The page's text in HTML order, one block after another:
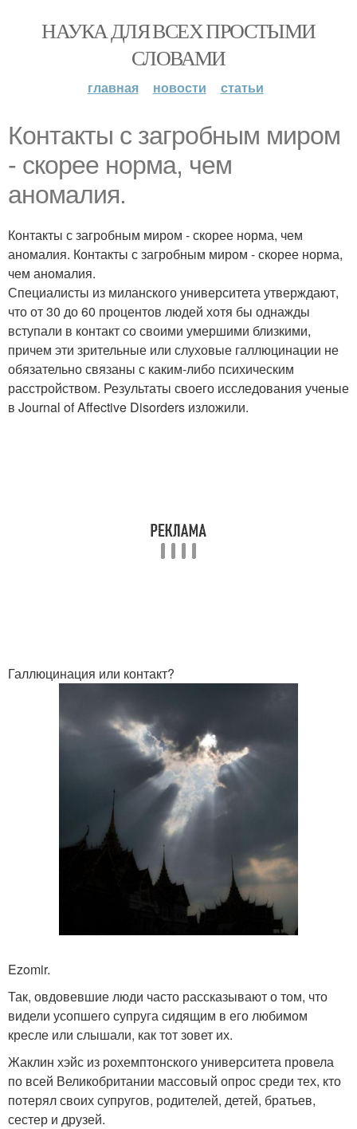
НАУКА ДЛЯ ВСЕХ ПРОСТЫМИ
СЛОВАМИ
главная новости статьи
Контакты с загробным миром
- скорее норма, чем
аномалия.
Контакты с загробным миром - скорее норма, чем
аномалия. Контакты с загробным миром - скорее норма,
чем аномалия.
Специалисты из миланского университета утверждают,
что от 30 до 60 процентов людей хотя бы однажды
вступали в контакт со своими умершими близкими,
причем эти зрительные или слуховые галлюцинации не
обязательно связаны с каким-либо психическим
расстройством. Результаты своего исследования ученые
в Journal of Affective Disorders изложили.
Галлюцинация или контакт?
Ezomir.
Так, овдовевшие люди часто рассказывают о том, что
видели усопшего супруга сидящим в его любимом
кресле или слышали, как тот зовет их.
Жаклин хэйс из рохемптонского университета провела
по всей Великобритании массовый опрос среди тех, кто
потерял своих супругов, родителей, детей, братьев,
сестер и друзей.